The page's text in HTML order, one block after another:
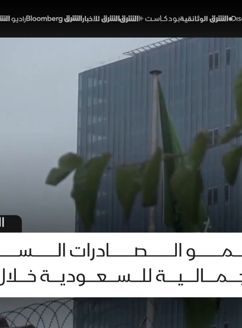
النفطية واللوجستية
الصادرات النفطية بنسبة 11.7% والنشاط اللوجستي المكثف عبر موانئ البحر